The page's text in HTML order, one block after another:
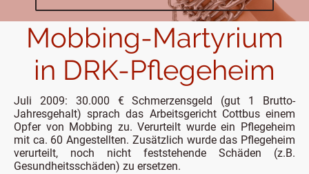
Mobbing-Martyrium
in DRK-Pflegeheim
Juli 2009: 30.000 € Schmerzensgeld (gut 1 Brutto-
Jahresgehalt) sprach das Arbeitsgericht Cottbus einem
Opfer von Mobbing zu. Verurteilt wurde ein Pflegeheim
mit ca. 60 Angestellten. Zusätzlich wurde das Pflegeheim
verurteilt, noch nicht feststehende Schäden (z.B.
Gesundheitsschäden) zu ersetzen.